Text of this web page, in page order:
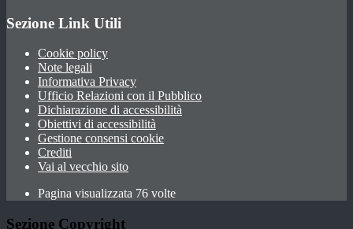
Sezione Link Utili
Cookie policy
Note legali
Informativa Privacy
Ufficio Relazioni con il Pubblico
Dichiarazione di accessibilità
Obiettivi di accessibilità
Gestione consensi cookie
Crediti
Vai al vecchio sito
Pagina visualizzata 76 volte
Sezione Copyright